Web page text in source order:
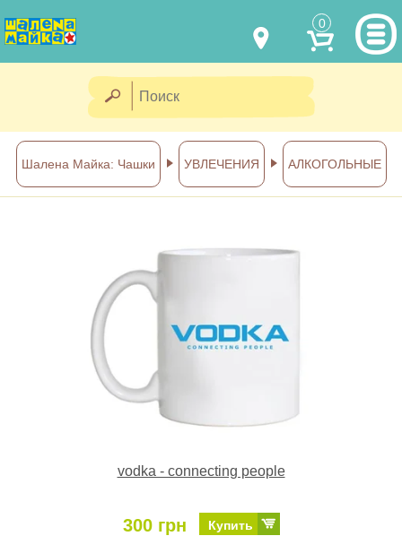
0
(067) 011 0404
shalena@mayka.dp.ua
Посмотреть на карте
Отправка по Украине каждый
день
НАШИ РАБОТЫ
КАК КУПИТЬ
Шалена Майка: Чашки УВЛЕЧЕНИЯ АЛКОГОЛЬНЫЕ
vodka - connecting people
300 грн Купить